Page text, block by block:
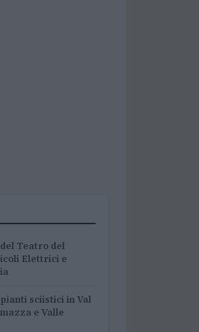
Teatro del
Elettrici e
sciistici in Val
e Valle